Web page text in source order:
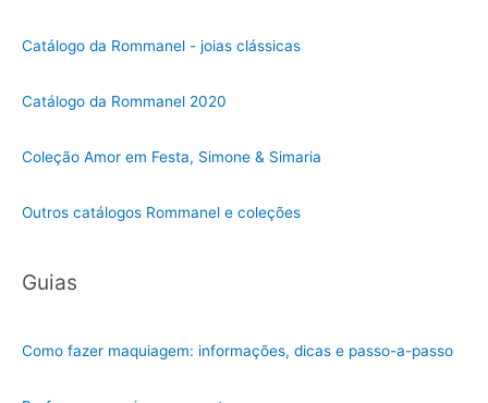
Catálogo da Rommanel - joias clássicas
Catálogo da Rommanel 2020
Coleção Amor em Festa, Simone & Simaria
Outros catálogos Rommanel e coleções
Guias
Como fazer maquiagem: informações, dicas e passo-a-passo